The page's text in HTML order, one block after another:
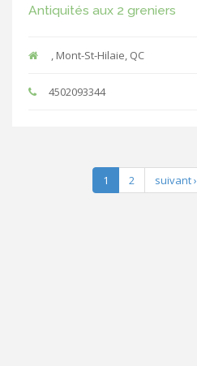
Antiquités aux 2 greniers
, Mont-St-Hilaie, QC
4502093344
1 2 suivant ›